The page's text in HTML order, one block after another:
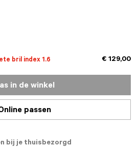
bril index 1.6 € 129,00
in de winkel
passen
bij je thuisbezorgd